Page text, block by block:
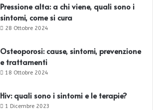
Pressione alta: a chi viene, quali sono i
sintomi, come si cura
28 Ottobre 2024
Osteoporosi: cause, sintomi, prevenzione
e trattamenti
18 Ottobre 2024
Hiv: quali sono i sintomi e le terapie?
1 Dicembre 2023